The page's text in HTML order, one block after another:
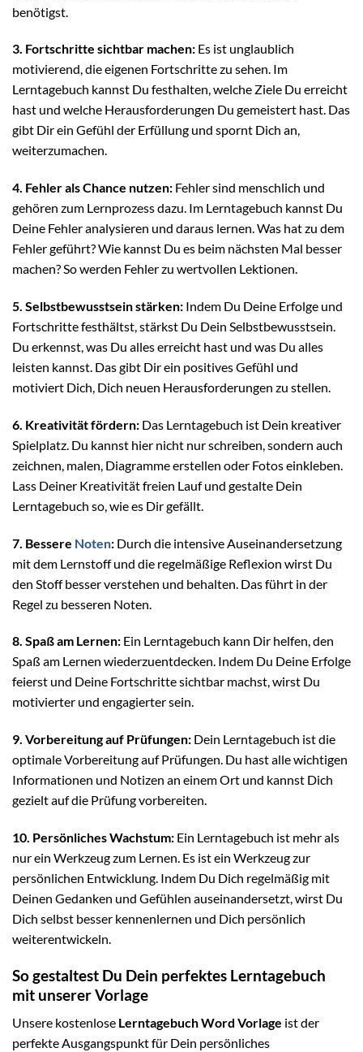
benötigst.
3. Fortschritte sichtbar machen: Es ist unglaublich
motivierend, die eigenen Fortschritte zu sehen. Im
Lerntagebuch kannst Du festhalten, welche Ziele Du erreicht
hast und welche Herausforderungen Du gemeistert hast. Das
gibt Dir ein Gefühl der Erfüllung und spornt Dich an,
weiterzumachen.
4. Fehler als Chance nutzen: Fehler sind menschlich und
gehören zum Lernprozess dazu. Im Lerntagebuch kannst Du
Deine Fehler analysieren und daraus lernen. Was hat zu dem
Fehler geführt? Wie kannst Du es beim nächsten Mal besser
machen? So werden Fehler zu wertvollen Lektionen.
5. Selbstbewusstsein stärken: Indem Du Deine Erfolge und
Fortschritte festhältst, stärkst Du Dein Selbstbewusstsein.
Du erkennst, was Du alles erreicht hast und was Du alles
leisten kannst. Das gibt Dir ein positives Gefühl und
motiviert Dich, Dich neuen Herausforderungen zu stellen.
6. Kreativität fördern: Das Lerntagebuch ist Dein kreativer
Spielplatz. Du kannst hier nicht nur schreiben, sondern auch
zeichnen, malen, Diagramme erstellen oder Fotos einkleben.
Lass Deiner Kreativität freien Lauf und gestalte Dein
Lerntagebuch so, wie es Dir gefällt.
7. Bessere Noten: Durch die intensive Auseinandersetzung
mit dem Lernstoff und die regelmäßige Reflexion wirst Du
den Stoff besser verstehen und behalten. Das führt in der
Regel zu besseren Noten.
8. Spaß am Lernen: Ein Lerntagebuch kann Dir helfen, den
Spaß am Lernen wiederzuentdecken. Indem Du Deine Erfolge
feierst und Deine Fortschritte sichtbar machst, wirst Du
motivierter und engagierter sein.
9. Vorbereitung auf Prüfungen: Dein Lerntagebuch ist die
optimale Vorbereitung auf Prüfungen. Du hast alle wichtigen
Informationen und Notizen an einem Ort und kannst Dich
gezielt auf die Prüfung vorbereiten.
10. Persönliches Wachstum: Ein Lerntagebuch ist mehr als
nur ein Werkzeug zum Lernen. Es ist ein Werkzeug zur
persönlichen Entwicklung. Indem Du Dich regelmäßig mit
Deinen Gedanken und Gefühlen auseinandersetzt, wirst Du
Dich selbst besser kennenlernen und Dich persönlich
weiterentwickeln.
So gestaltest Du Dein perfektes Lerntagebuch
mit unserer Vorlage
Unsere kostenlose Lerntagebuch Word Vorlage ist der
perfekte Ausgangspunkt für Dein persönliches